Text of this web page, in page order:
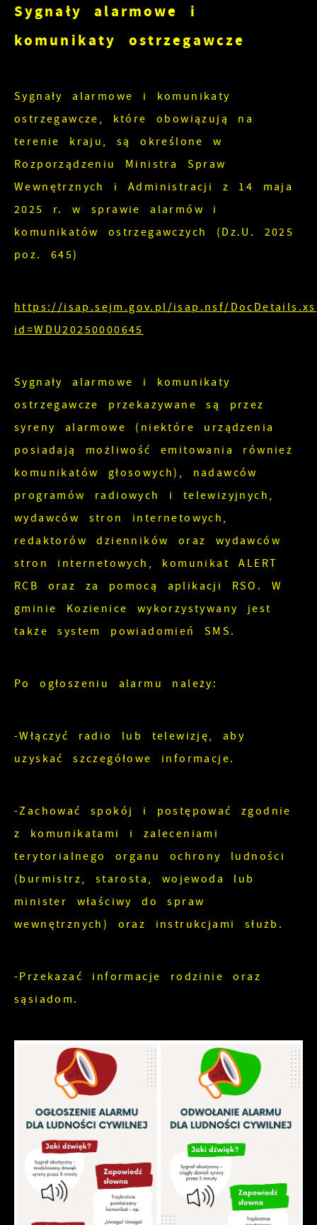
Sygnały alarmowe i
komunikaty ostrzegawcze
Sygnały alarmowe i komunikaty
ostrzegawcze, które obowiązują na
terenie kraju, są określone w
Rozporządzeniu Ministra Spraw
Wewnętrznych i Administracji z 14 maja
2025 r. w sprawie alarmów i
komunikatów ostrzegawczych (Dz.U. 2025
poz. 645)
https://isap.sejm.gov.pl/isap.nsf/
id=WDU20250000645
Sygnały alarmowe i komunikaty
ostrzegawcze przekazywane są przez
syreny alarmowe (niektóre urządzenia
posiadają możliwość emitowania również
komunikatów głosowych), nadawców
programów radiowych i telewizyjnych,
wydawców stron internetowych,
redaktorów dzienników oraz wydawców
stron internetowych, komunikat ALERT
RCB oraz za pomocą aplikacji RSO. W
gminie Kozienice wykorzystywany jest
także system powiadomień SMS.
Po ogłoszeniu alarmu należy:
-Włączyć radio lub telewizję, aby
uzyskać szczegółowe informacje.
-Zachować spokój i postępować zgodnie
z komunikatami i zaleceniami
terytorialnego organu ochrony ludności
(burmistrz, starosta, wojewoda lub
minister właściwy do spraw
wewnętrznych) oraz instrukcjami służb.
-Przekazać informacje rodzinie oraz
sąsiadom.
oferowanych przez nas usług.
dostosowania Twoich ustawień preferencji
prywatności, logowania czy wypełniania
formularzy. Dzięki plikom cookies strona, z
Zapoznaj się zPOLITYKĄ PRYWATNOŚCI I
PLIKÓW COOKIES
Funkcjonalne i personalizacyjne
Tego typu pliki cookies umożliwiają stronie
internetowej zapamiętanie wprowadzonych przez
Ciebie ustawień oraz personalizację określonych
Dzięki tym plikom cookies możemy zapewnić Ci
większy komfort korzystania z funkcjonalności
zgody na funkcjonalne i personalizacyjne pliki
cookies gwarantuje dostępność większej ilości
Cookies analityczne pozwalają na uzyskanie
informacji w zakresie wykorzystywania witryny
odwiedzane są nasze serwisy www. Dane
pozwalają nam na ocenę naszych serwisów
internetowych pod względem ich popularności
wśród użytkowników. Zgromadzone informacje są
przetwarzane w formie zanonimizowanej.
funkcjonalności.
Więcej
Reklamowe
Dzięki reklamowym plikom cookies prezentujemy
Ci najciekawsze informacje i aktualności na
stronach naszych partnerów.
Promocyjne pliki cookies służą do
prezentowania Ci naszych komunikatów na
Twoich zwyczajów dotyczących przeglądanej
witryny internetowej. Treści promocyjne mogą
lub firm będących naszymi partnerami oraz
treści w postaci wiadomości, ofert,
komunikatów mediów społecznościowych.
Więcej